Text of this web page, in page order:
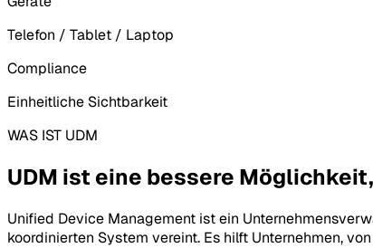
Telefon / Tablet / Laptop
Compliance
Einheitliche Sichtbarkeit
WAS IST UDM
UDM ist eine bessere
Unified Device Management ist ein
koordinierten System vereint. Es hilft Unternehmen,